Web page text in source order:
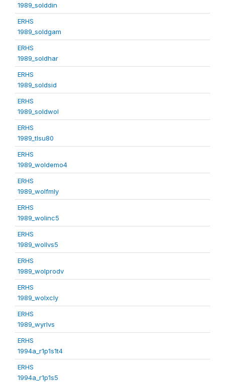
1989_solddin
ERHS
1989_soldgam
ERHS
1989_soldhar
ERHS
1989_soldsid
ERHS
1989_soldwol
ERHS
1989_tlsu80
ERHS
1989_woldemo4
ERHS
1989_wolfmly
ERHS
1989_wolinc5
ERHS
1989_wollvs5
ERHS
1989_wolprodv
ERHS
1989_wolxcly
ERHS
1989_wyrlvs
ERHS
1994a_r1p1s1t4
ERHS
1994a_r1p1s5